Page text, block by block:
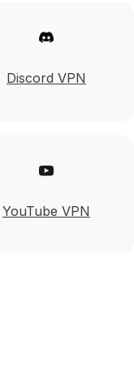
Discord VPN
YouTube VPN